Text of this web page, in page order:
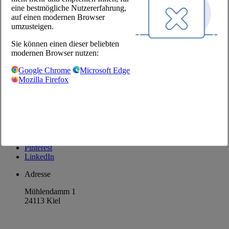
eine bestmögliche Nutzererfahrung,
auf einen modernen Browser
umzusteigen.
Sie können einen dieser beliebten
modernen Browser nutzen:
Google Chrome
Microsoft Edge
Mozilla Firefox
Über uns
Standorte
Unsere Partner
@Chefs Culinar
Impressum
Pinterest
LinkedIn
Adresse
Mühlendamm 1
24113 Kiel